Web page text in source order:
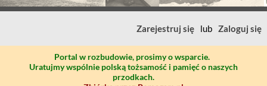
Zarejestruj się lub Zaloguj się
Portal w rozbudowie, prosimy o wsparcie.
Uratujmy wspólnie polską tożsamość i pamięć o naszych
przodkach.